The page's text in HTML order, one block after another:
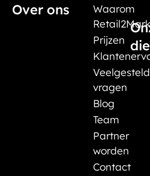
Over ons
Waarom
Prijzen
vragen
Blog
Team
Partner
worden
Contact